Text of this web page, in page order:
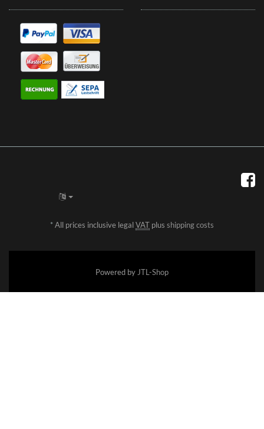
*All prices inclusive legalVAT plus shipping costs
Powered by JTL-Shop